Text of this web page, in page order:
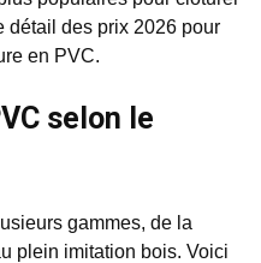
détail des prix 2026 pour
en PVC.
selon le
gammes, de la
plein imitation bois. Voici